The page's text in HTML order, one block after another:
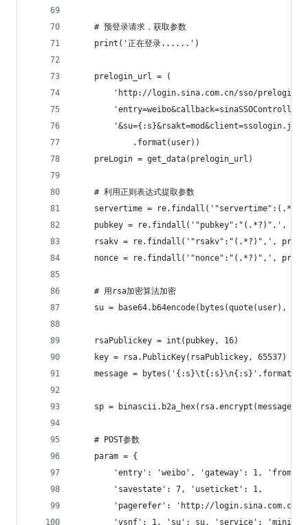
    # 预登录请求，获取参数
    print('正在登录......')
    prelogin_url = (
'http://login.sina.com.cn/sso/
            .format(user))
    preLogin = get_data(prelogin_url)
    # 利用正则表达式提取参数
servertime =
pubkey = re.findall('"pubkey":"(.*?)",',
rsakv = re.findall('"rsakv":"(.*?)",',
nonce = re.findall('"nonce":"(.*?)",',
    # 用rsa加密算法加密
su = base64.b64encode(bytes(quote(user),
    rsaPublickey = int(pubkey, 16)
    key = rsa.PublicKey(rsaPublickey, 65537)
message =
sp = binascii.b2a_hex(rsa.encrypt(message,
    # POST参数
    param = {
'entry': 'weibo', 'gateway': 1, 'from':
        'savestate': 7, 'useticket': 1,
'pagerefer': 'http://
'vsnf': 1, 'su': su, 'service':